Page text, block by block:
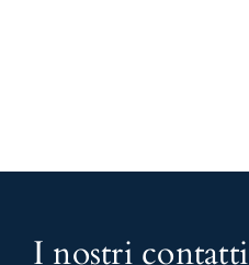
I nostri contatti